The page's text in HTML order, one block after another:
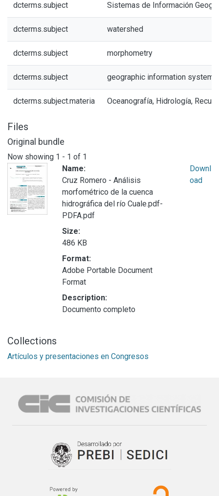
dcterms.subject Sistemas de Información
dcterms.subject watershed
dcterms.subject morphometry
dcterms.subject geographic information systems
dcterms.subject.materia Oceanografía, Hidrología,
Files
Original bundle
Now showing 1 - 1 of 1
Name:
Cruz Romero - Análisis
morfométrico de la cuenca
hidrográfica del río Cuale.pdf-
PDFA.pdf
Size:
486 KB
Format:
Adobe Portable Document
Format
Description:
Documento completo
Downl
oad
Collections
Artículos y presentaciones en Congresos